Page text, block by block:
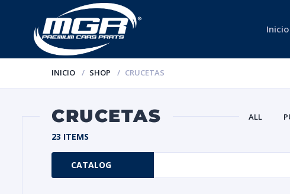
Inicio
INICIO SHOP CRUCETAS
CRUCETAS ALL
23 ITEMS
CATALOG